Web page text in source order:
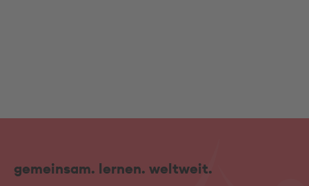
gemeinsam. lernen. weltweit.